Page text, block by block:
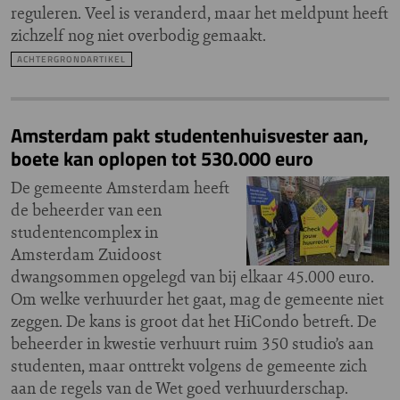
reguleren. Veel is veranderd, maar het meldpunt heeft
zichzelf nog niet overbodig gemaakt.
ACHTERGRONDARTIKEL
Amsterdam pakt studentenhuisvester aan,
boete kan oplopen tot 530.000 euro
De gemeente Amsterdam heeft
de beheerder van een
studentencomplex in
Amsterdam Zuidoost
dwangsommen opgelegd van bij elkaar 45.000 euro.
Om welke verhuurder het gaat, mag de gemeente niet
zeggen. De kans is groot dat het HiCondo betreft. De
beheerder in kwestie verhuurt ruim 350 studio’s aan
studenten, maar onttrekt volgens de gemeente zich
aan de regels van de Wet goed verhuurderschap.